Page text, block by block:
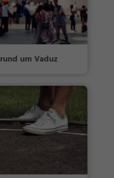
um Vaduz